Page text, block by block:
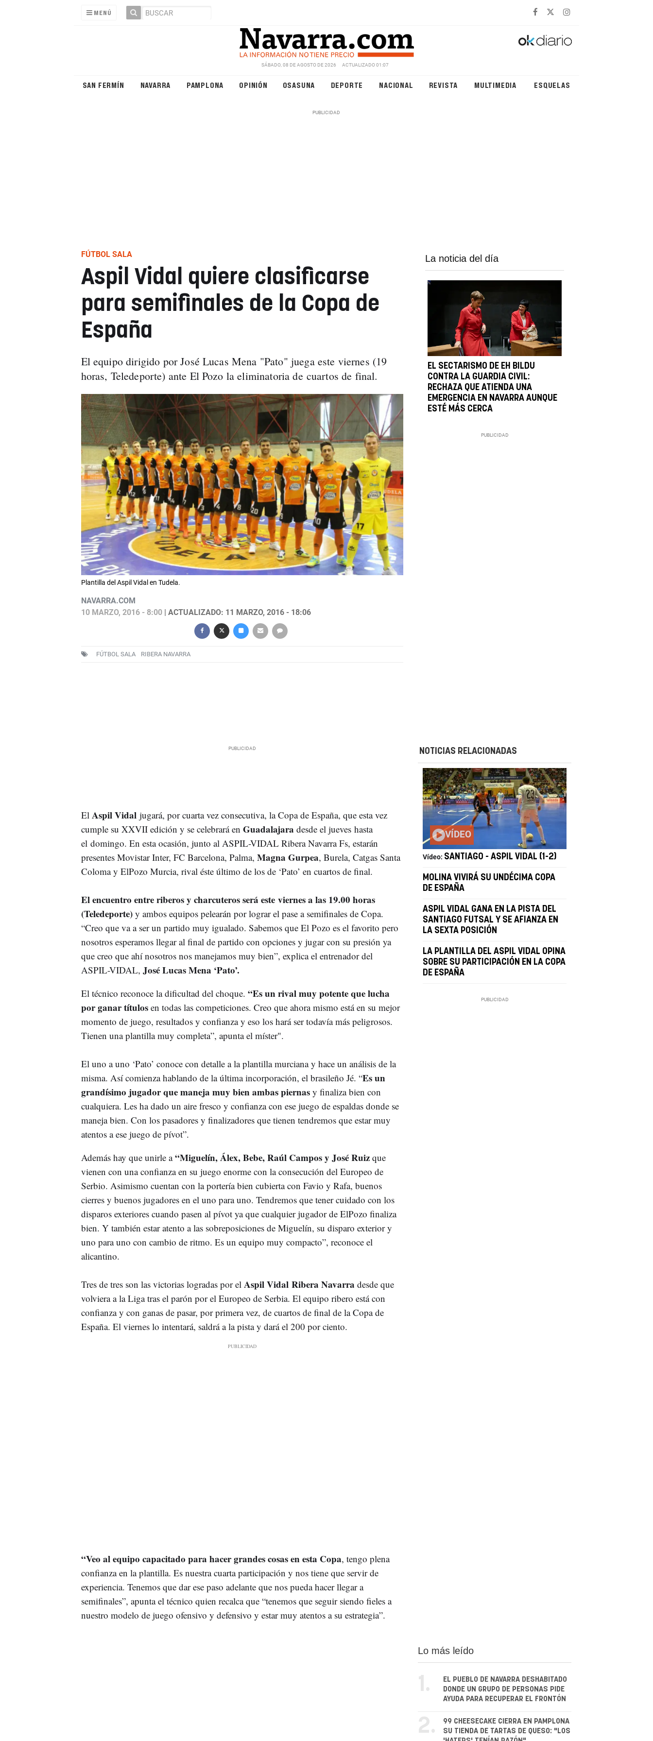
MENÚ
SÁBADO, 08 DE AGOSTO DE 2026 ACTUALIZADO 01:07
SAN FERMÍN NAVARRA PAMPLONA OPINIÓN OSASUNA DEPORTE NACIONAL REVISTA MULTIMEDIA ESQUELAS
FÚTBOL SALA
Aspil Vidal quiere clasificarse
para semifinales de la Copa de
España
El equipo dirigido por José Lucas Mena "Pato" juega este viernes (19
horas, Teledeporte) ante El Pozo la eliminatoria de cuartos de final.
Plantilla del Aspil Vidal en Tudela.
NAVARRA.COM
10 MARZO, 2016 - 8:00| ACTUALIZADO: 11 MARZO, 2016 - 18:06
FÚTBOL SALA RIBERA NAVARRA
La noticia del día
EL SECTARISMO DE EH BILDU
CONTRA LA GUARDIA CIVIL:
RECHAZA QUE ATIENDA UNA
EMERGENCIA EN NAVARRA AUNQUE
ESTÉ MÁS CERCA
ElAspil Vidal jugará, por cuarta vez consecutiva, la Copa de España, que esta vez
cumple su XXVII edición y se celebrará en Guadalajara desde el jueves hasta
el domingo. En esta ocasión, junto al ASPIL-VIDAL Ribera Navarra Fs, estarán
presentes Movistar Inter, FC Barcelona, Palma, Magna Gurpea, Burela, Catgas Santa
Coloma y ElPozo Murcia, rival éste último de los de ‘Pato’ en cuartos de final.
El encuentro entre riberos y charcuteros será este viernes a las 19.00 horas
(Teledeporte) y ambos equipos pelearán por lograr el pase a semifinales de Copa.
“Creo que va a ser un partido muy igualado. Sabemos que El Pozo es el favorito pero
nosotros esperamos llegar al final de partido con opciones y jugar con su presión ya
que creo que ahí nosotros nos manejamos muy bien”, explica el entrenador del
ASPIL-VIDAL, José Lucas Mena ‘Pato’.
El técnico reconoce la dificultad del choque. “Es un rival muy potente que lucha
por ganar títulosen todas las competiciones. Creo que ahora mismo está en su mejor
momento de juego, resultados y confianza y eso los hará ser todavía más peligrosos.
Tienen una plantilla muy completa”, apunta el míster".
El uno a uno ‘Pato’ conoce con detalle a la plantilla murciana y hace un análisis de la
misma. Así comienza hablando de la última incorporación, el brasileño Jé. “Es un
grandísimo jugador que maneja muy bien ambas piernas y finaliza bien con
cualquiera. Les ha dado un aire fresco y confianza con ese juego de espaldas donde se
maneja bien. Con los pasadores y finalizadores que tienen tendremos que estar muy
atentos a ese juego de pívot”.
Además hay que unirle a“Miguelín, Álex, Bebe, Raúl Campos y José Ruiz que
vienen con una confianza en su juego enorme con la consecución del Europeo de
Serbio. Asimismo cuentan con la portería bien cubierta con Favio y Rafa, buenos
cierres y buenos jugadores en el uno para uno. Tendremos que tener cuidado con los
disparos exteriores cuando pasen al pívot ya que cualquier jugador de ElPozo finaliza
bien. Y también estar atento a las sobreposiciones de Miguelín, su disparo exterior y
uno para uno con cambio de ritmo. Es un equipo muy compacto”, reconoce el
alicantino.
Tres de tres son las victorias logradas por elAspil Vidal Ribera Navarra desde que
volviera a la Liga tras el parón por el Europeo de Serbia. El equipo ribero está con
confianza y con ganas de pasar, por primera vez, de cuartos de final de la Copa de
España. El viernes lo intentará, saldrá a la pista y dará el 200 por ciento.
“Veo al equipo capacitado para hacer grandes cosas en esta Copa, tengo plena
confianza en la plantilla. Es nuestra cuarta participación y nos tiene que servir de
experiencia. Tenemos que dar ese paso adelante que nos pueda hacer llegar a
semifinales”, apunta el técnico quien recalca que “tenemos que seguir siendo fieles a
nuestro modelo de juego ofensivo y defensivo y estar muy atentos a su estrategia”.
NOTICIAS RELACIONADAS
VÍDEO
Vídeo: SANTIAGO - ASPIL VIDAL (1-2)
MOLINA VIVIRÁ SU UNDÉCIMA COPA
DE ESPAÑA
ASPIL VIDAL GANA EN LA PISTA DEL
SANTIAGO FUTSAL Y SE AFIANZA EN
LA SEXTA POSICIÓN
LA PLANTILLA DEL ASPIL VIDAL OPINA
SOBRE SU PARTICIPACIÓN EN LA COPA
DE ESPAÑA
Lo más leído
1.
EL PUEBLO DE NAVARRA DESHABITADO
DONDE UN GRUPO DE PERSONAS PIDE
AYUDA PARA RECUPERAR EL FRONTÓN
2.
99 CHEESECAKE CIERRA EN PAMPLONA
SU TIENDA DE TARTAS DE QUESO: "LOS